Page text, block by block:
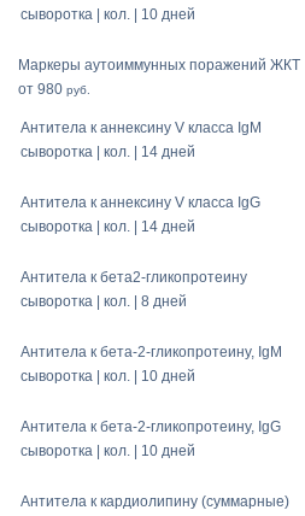
сыворотка | кол. | 10 дней
Маркеры аутоиммунных поражений ЖКТ
от 980 руб.
Антитела к аннексину V класса IgM
сыворотка | кол. | 14 дней
Антитела к аннексину V класса IgG
сыворотка | кол. | 14 дней
Антитела к бета2-гликопротеину
сыворотка | кол. | 8 дней
Антитела к бета-2-гликопротеину, IgM
сыворотка | кол. | 10 дней
Антитела к бета-2-гликопротеину, IgG
сыворотка | кол. | 10 дней
Антитела к кардиолипину (суммарные)